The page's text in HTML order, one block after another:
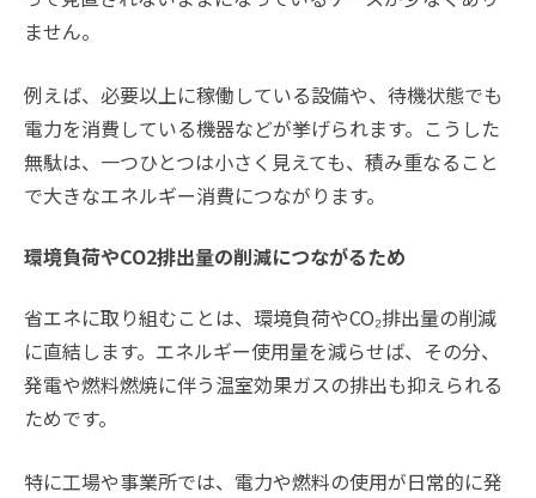
ません。
例えば、必要以上に稼働している設備や、待機状態でも
電力を消費している機器などが挙げられます。こうした
無駄は、一つひとつは小さく見えても、積み重なること
で大きなエネルギー消費につながります。
環境負荷やCO2排出量の削減につながるため
省エネに取り組むことは、環境負荷やCO₂排出量の削減
に直結します。エネルギー使用量を減らせば、その分、
発電や燃料燃焼に伴う温室効果ガスの排出も抑えられる
ためです。
特に工場や事業所では、電力や燃料の使用が日常的に発